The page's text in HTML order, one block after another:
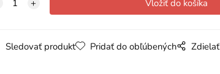
Sledovať produkt Pridať do obľúbených Zdielať